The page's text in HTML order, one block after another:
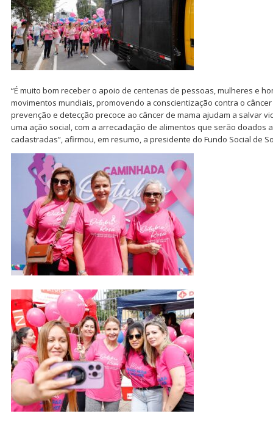
“É muito bom receber o apoio de centenas de pessoas, mulheres e
movimentos mundiais, promovendo a conscientização contra o
prevenção e detecção precoce ao câncer de mama ajudam a salvar
uma ação social, com a arrecadação de alimentos que serão doados
cadastradas”, afirmou, em resumo, a presidente do Fundo Social de